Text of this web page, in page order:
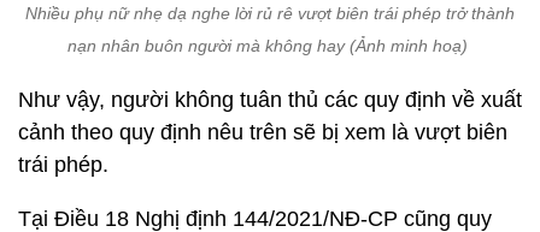
Nhiều phụ nữ nhẹ dạ nghe lời rủ rê vượt biên trái phép trở thành
nạn nhân buôn người mà không hay (Ảnh minh hoạ)
Như vậy, người không tuân thủ các quy định về xuất
cảnh theo quy định nêu trên sẽ bị xem là vượt biên
trái phép.
Tại Điều 18 Nghị định 144/2021/NĐ-CP cũng quy